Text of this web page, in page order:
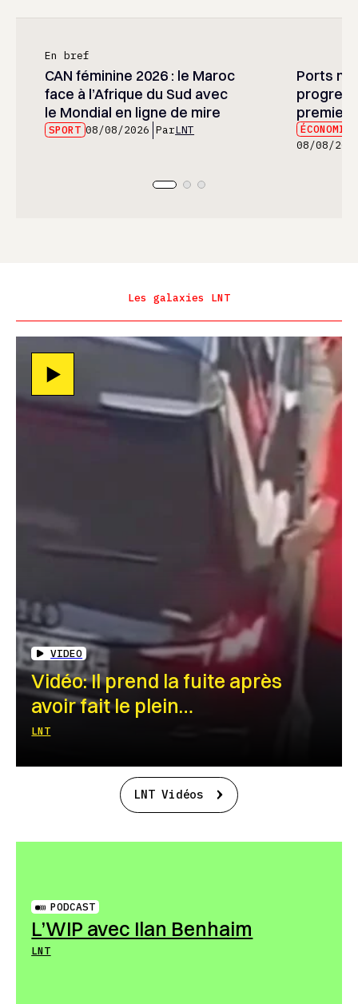
En bref
CAN féminine 2026 : le Maroc
face à l’Afrique du Sud avec
le Mondial en ligne de mire
SPORT 08/08/2026 ParLNT
Ports
premier
08/08/
Les galaxies LNT
VIDEO
Vidéo: Il prend la fuite après
avoir fait le plein…
LNT
LNT Vidéos
PODCAST
L’WIP avec Ilan Benhaim
LNT